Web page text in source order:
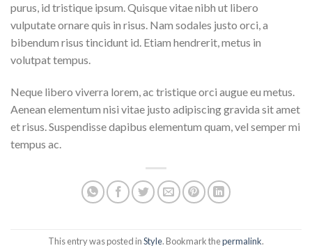
purus, id tristique ipsum. Quisque vitae nibh ut libero
vulputate ornare quis in risus. Nam sodales justo orci, a
bibendum risus tincidunt id. Etiam hendrerit, metus in
volutpat tempus.
Neque libero viverra lorem, ac tristique orci augue eu metus.
Aenean elementum nisi vitae justo adipiscing gravida sit amet
et risus. Suspendisse dapibus elementum quam, vel semper mi
tempus ac.
This entry was posted inStyle. Bookmark thepermalink.